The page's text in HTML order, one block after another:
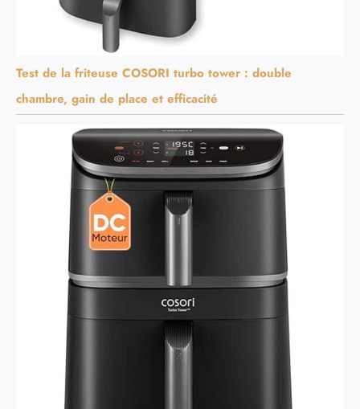
Test de la friteuse COSORI turbo tower : double
chambre, gain de place et efficacité